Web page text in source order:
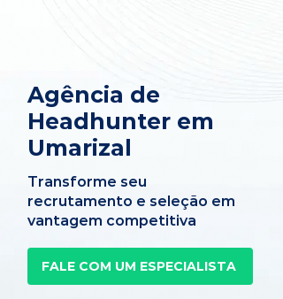
Agência de
Headhunter em
Umarizal
Transforme seu
recrutamento e seleção em
vantagem competitiva
FALE COM UM ESPECIALISTA